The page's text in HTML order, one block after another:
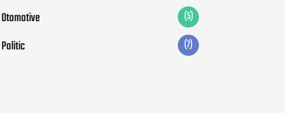
Otomotive (5)
Politic (7)